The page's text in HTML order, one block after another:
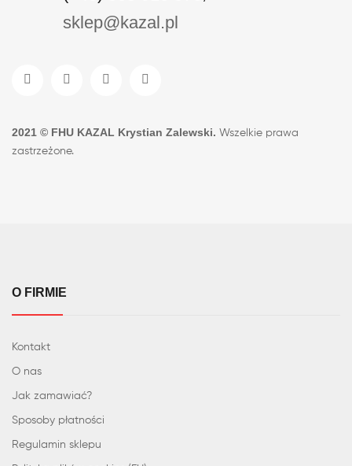
sklep@kazal.pl
2021 © FHU KAZAL Krystian Zalewski. Wszelkie prawa
zastrzeżone.
O FIRMIE
Kontakt
O nas
Jak zamawiać?
Sposoby płatności
Regulamin sklepu